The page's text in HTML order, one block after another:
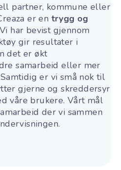
partner, kommune eller
er en trygg og
har bevist gjennom
gir resultater i
det er økt
samarbeid eller mer
er vi små nok til
gjerne og skreddersyr
våre brukere. Vårt mål
der vi sammen